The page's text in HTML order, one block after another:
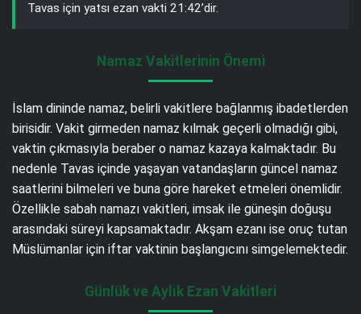
Tavas için yatsı ezan vakti 21:42’dir.
Namaz Vakitlerinin Önemi
İslam dininde namaz, belirli vakitlere bağlanmış ibadetlerden
birisidir. Vakit girmeden namaz kılmak geçerli olmadığı gibi,
vaktin çıkmasıyla beraber o namaz kazaya kalmaktadır. Bu
nedenle Tavas içinde yaşayan vatandaşların güncel namaz
saatlerini bilmeleri ve buna göre hareket etmeleri önemlidir.
Özellikle sabah namazı vakitleri, imsak ile güneşin doğuşu
arasındaki süreyi kapsamaktadır. Akşam ezanı ise oruç tutan
Müslümanlar için iftar vaktinin başlangıcını simgelemektedir.
Günlük ve Aylık Ezan Vakitleri